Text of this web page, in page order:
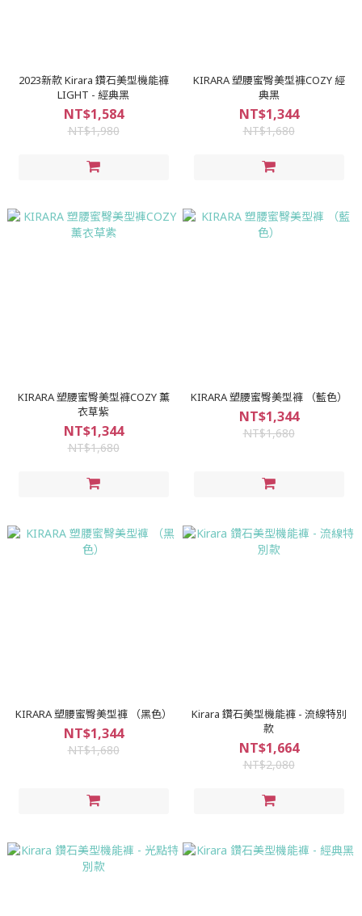
2023新款 Kirara 鑽石美型機能褲
LIGHT - 經典黑
NT$1,584
NT$1,980
KIRARA 塑腰蜜臀美型褲COZY 經
典黑
NT$1,344
NT$1,680
KIRARA 塑腰蜜臀美型褲COZY 薰
衣草紫
NT$1,344
NT$1,680
KIRARA 塑腰蜜臀美型褲 （藍色）
NT$1,344
NT$1,680
KIRARA 塑腰蜜臀美型褲 （黑色）
NT$1,344
NT$1,680
Kirara 鑽石美型機能褲 - 流線特別
款
NT$1,664
NT$2,080